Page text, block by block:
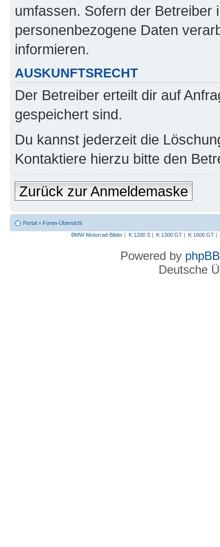
umfassen. Sofern der
personenbezogene Daten
informieren.
AUSKUNFTSRECHT
Der Betreiber erteilt dir auf
gespeichert sind.
Du kannst jederzeit die
Kontaktiere hierzu bitte den
Zurück zur Anmeldemaske
Portal » Foren-Übersicht
BMW-Motorrad-Bilder| K 1200 S| K 1300 GT| K 1600 GT|
Powered by phpBB
Deutsche